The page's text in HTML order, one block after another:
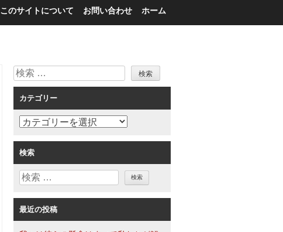
ホーム
お問い合わせ
このサイトについて
検
索
カテゴリー
カ
ゴ
リ
ー
検索
検
最近の投稿